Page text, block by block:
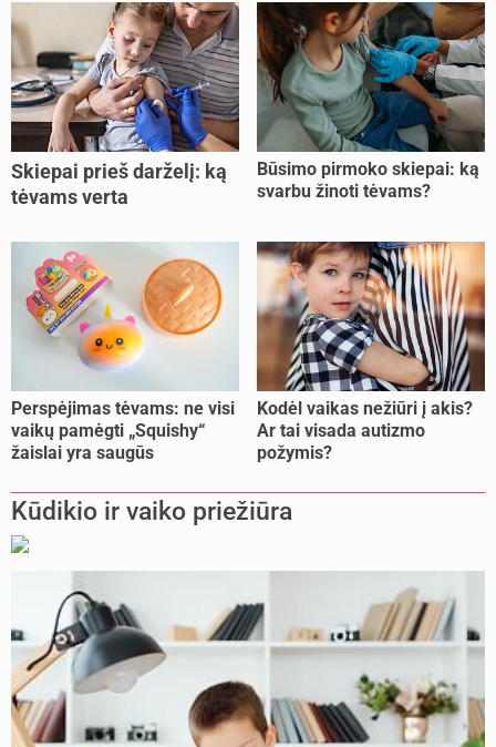
Skiepai prieš darželį: ką
tėvams verta
Būsimo pirmoko skiepai: ką
svarbu žinoti tėvams?
Perspėjimas tėvams: ne visi
vaikų pamėgti „Squishy“
žaislai yra saugūs
Kodėl vaikas nežiūri į akis?
Ar tai visada autizmo
požymis?
Kūdikio ir vaiko priežiūra